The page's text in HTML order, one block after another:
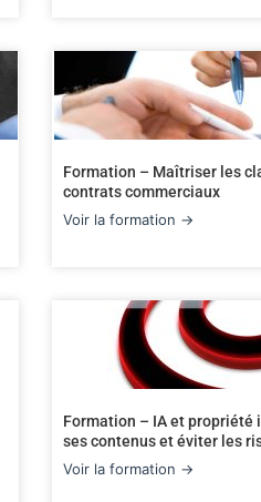
Formation – Maîtriser les
contrats commerciaux
Voir la formation →
Formation – IA et
ses contenus et éviter les
Voir la formation →